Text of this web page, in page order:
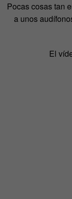
Pocas cosas tan
a unos
El